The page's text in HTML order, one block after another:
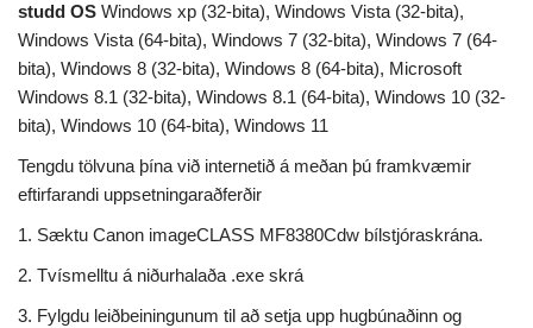
studd OS Windows xp (32-bita), Windows Vista (32-bita),
Windows Vista (64-bita), Windows 7 (32-bita), Windows 7 (64-
bita), Windows 8 (32-bita), Windows 8 (64-bita), Microsoft
Windows 8.1 (32-bita), Windows 8.1 (64-bita), Windows 10 (32-
bita), Windows 10 (64-bita), Windows 11
Tengdu tölvuna þína við internetið á meðan þú framkvæmir
eftirfarandi uppsetningaraðferðir
1. Sæktu Canon imageCLASS MF8380Cdw bílstjóraskrána.
2. Tvísmelltu á niðurhalaða .exe skrá
3. Fylgdu leiðbeiningunum til að setja upp hugbúnaðinn og